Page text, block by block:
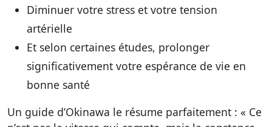
Diminuer votre stress et votre tension
artérielle
Et selon certaines études, prolonger
significativement votre espérance de vie en
bonne santé
Un guide d’Okinawa le résume parfaitement : « Ce